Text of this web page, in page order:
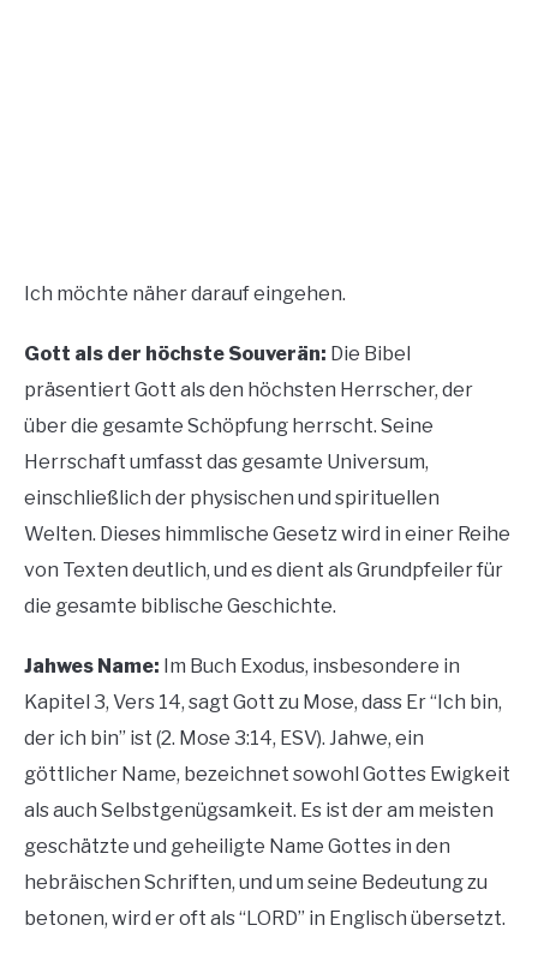
Ich möchte näher darauf eingehen.
Gott als der höchste Souverän: Die Bibel
präsentiert Gott als den höchsten Herrscher, der
über die gesamte Schöpfung herrscht. Seine
Herrschaft umfasst das gesamte Universum,
einschließlich der physischen und spirituellen
Welten. Dieses himmlische Gesetz wird in einer Reihe
von Texten deutlich, und es dient als Grundpfeiler für
die gesamte biblische Geschichte.
Jahwes Name: Im Buch Exodus, insbesondere in
Kapitel 3, Vers 14, sagt Gott zu Mose, dass Er “Ich bin,
der ich bin” ist (2. Mose 3:14, ESV). Jahwe, ein
göttlicher Name, bezeichnet sowohl Gottes Ewigkeit
als auch Selbstgenügsamkeit. Es ist der am meisten
geschätzte und geheiligte Name Gottes in den
hebräischen Schriften, und um seine Bedeutung zu
betonen, wird er oft als “LORD” in Englisch übersetzt.